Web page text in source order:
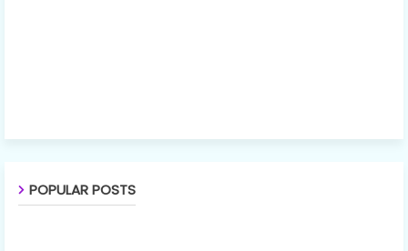
POPULAR POSTS